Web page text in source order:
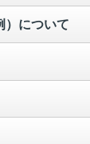
）について